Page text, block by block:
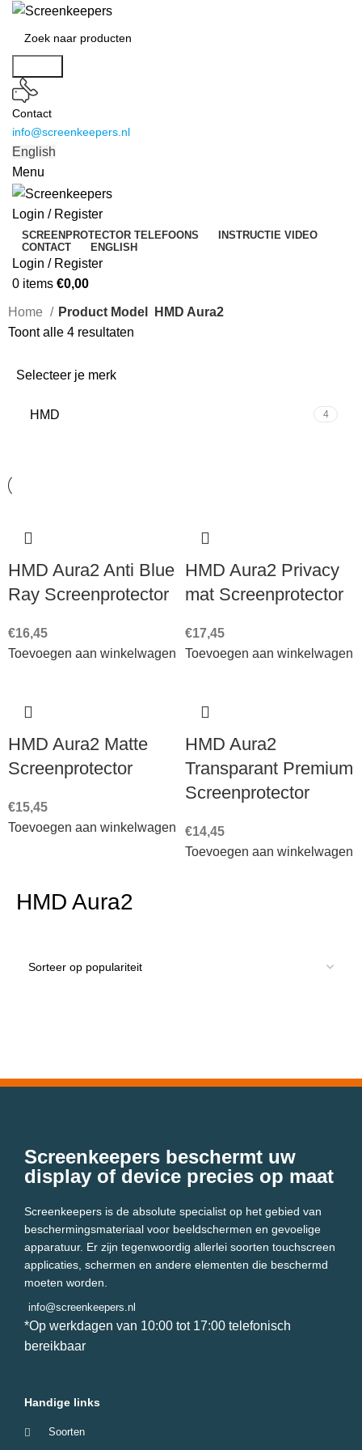
Contact
info@screenkeepers.nl
English
Menu
Login / Register
SCREENPROTECTOR TELEFOONS
INSTRUCTIE VIDEO
CONTACT
ENGLISH
Login / Register
0 items €0,00
Home Product Model
HMD Aura2
Toont alle 4 resultaten
Selecteer je merk
HMD 4
HMD Aura2 Anti Blue
Ray Screenprotector
€16,45
Toevoegen aan winkelwagen
HMD Aura2 Privacy
mat Screenprotector
€17,45
Toevoegen aan winkelwagen
HMD Aura2 Matte
Screenprotector
€15,45
Toevoegen aan winkelwagen
HMD Aura2
Transparant Premium
Screenprotector
€14,45
Toevoegen aan winkelwagen
HMD Aura2
Screenkeepers beschermt uw
display of device precies op maat
Screenkeepers is de absolute specialist op het gebied van
beschermingsmateriaal voor beeldschermen en gevoelige
apparatuur. Er zijn tegenwoordig allerlei soorten touchscreen
applicaties, schermen en andere elementen die beschermd
moeten worden.
info@screenkeepers.nl
*Op werkdagen van 10:00 tot 17:00 telefonisch
bereikbaar
Handige links
Soorten